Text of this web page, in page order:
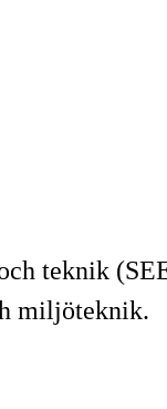
teknik
miljöteknik.